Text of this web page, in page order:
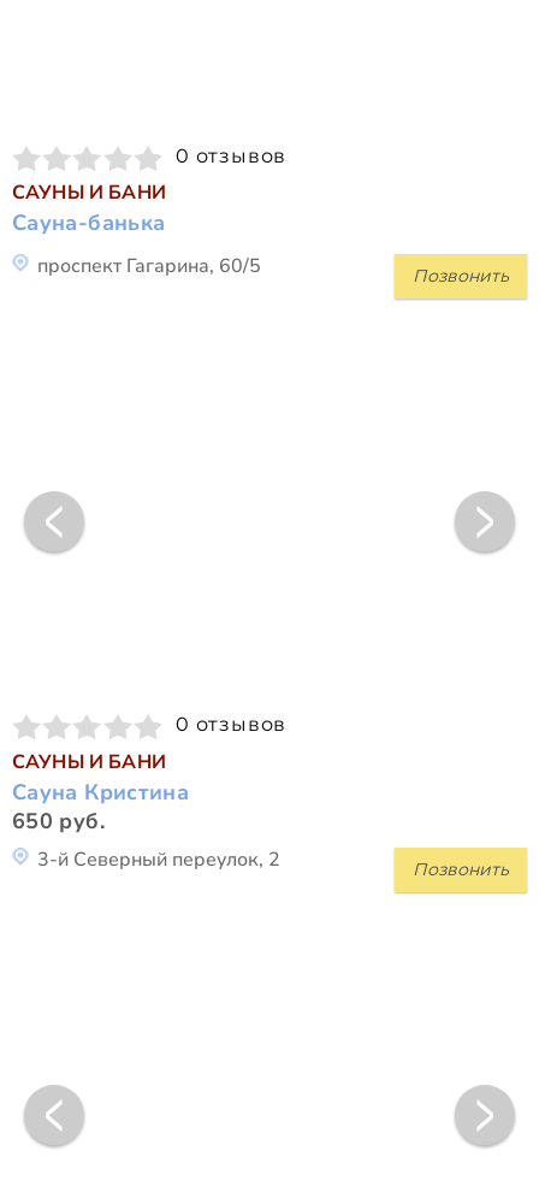
0 отзывов
САУНЫ И БАНИ
Сауна-банька
Позвонить
проспект Гагарина, 60/5
0 отзывов
САУНЫ И БАНИ
Сауна Кристина
650 руб.
Позвонить
3-й Северный переулок, 2